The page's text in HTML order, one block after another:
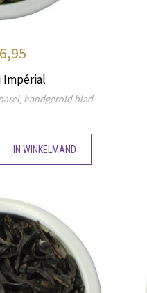
Impérial
handgerold blad
IN WINKELMAND